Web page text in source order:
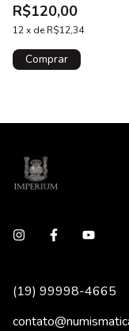
Viena, Maria Teresa
R$120,00
12x de R$12,34
(19) 99998-4665